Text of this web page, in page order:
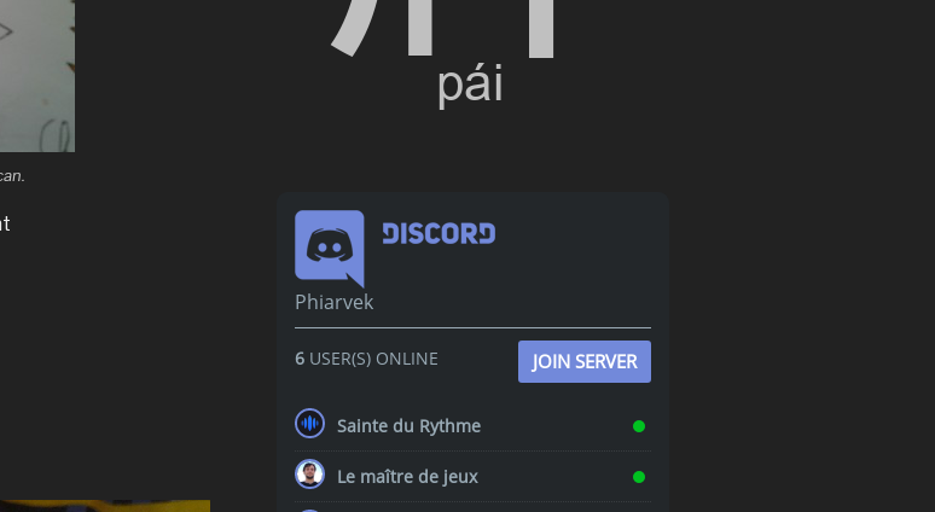
Phiarvek
6USER(S) ONLINE JOIN SERVER
Sainte du Rythme
Le maître de jeux